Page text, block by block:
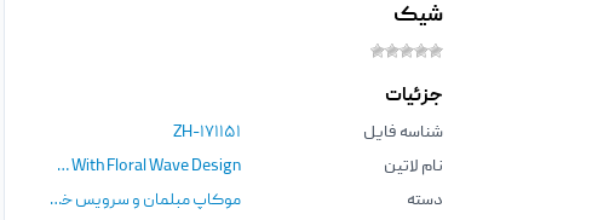
شیک
جزئیات
شناسه فایل
ZH-۱۷۱۱۵۱
نام لاتین
Bedding Set Mockup With Floral Wave Design
دسته
موکاپ مبلمان و سرویس خواب